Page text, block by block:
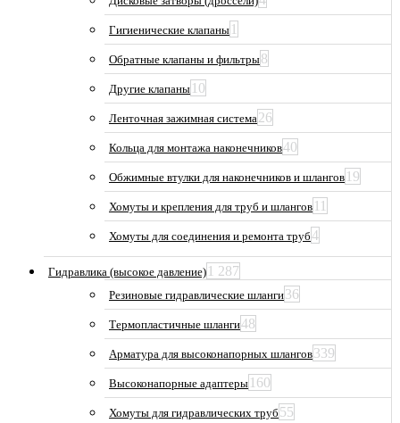
Гигиенические клапаны 1
Обратные клапаны и фильтры8
Другие клапаны 10
Ленточная зажимная система26
Кольца для монтажа наконечников40
Обжимные втулки для наконечников и шлангов 19
Хомуты и крепления для труб и шлангов 11
Хомуты для соединения и ремонта труб4
Гидравлика (высокое давление) 1 287
Резиновые гидравлические шланги36
Термопластичные шланги48
Арматура для высоконапорных шлангов339
Высоконапорные адаптеры 160
Хомуты для гидравлических труб 55